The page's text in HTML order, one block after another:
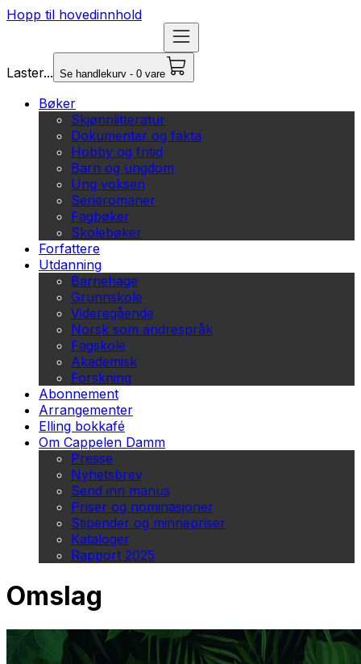
Hopp til hovedinnhold
Laster... Se handlekurv - 0 vare
Bøker
Skjønnlitteratur
Dokumentar og fakta
Hobby og fritid
Barn og ungdom
Ung voksen
Serieromaner
Fagbøker
Skolebøker
Forfattere
Utdanning
Barnehage
Grunnskole
Videregående
Norsk som andrespråk
Fagskole
Akademisk
Forskning
Abonnement
Arrangementer
Elling bokkafé
Om Cappelen Damm
Presse
Nyhetsbrev
Send inn manus
Priser og nominasjoner
Stipender og minnepriser
Kataloger
Rapport 2025
Omslag